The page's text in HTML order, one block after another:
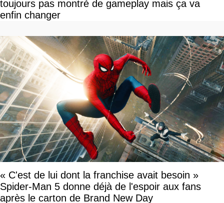
toujours pas montré de gameplay mais ça va
enfin changer
« C'est de lui dont la franchise avait besoin »
Spider-Man 5 donne déjà de l'espoir aux fans
après le carton de Brand New Day